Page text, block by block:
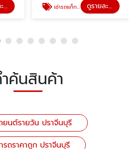
ดูรายละเอียด เช่ารถแท็กซี่ ปราจีนบุรี ดูรายละเอียด
ค้นสินค้า
ยนต์รายวัน ปราจีนบุรี
ารถราคาถูก ปราจีนบุรี